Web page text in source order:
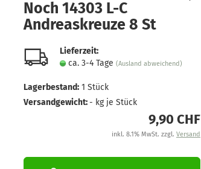
vergessen?
Noch 14303 L-C
Andreaskreuze 8 St
Lieferzeit:
ca. 3-4 Tage (Ausland abweichend)
Lagerbestand: 1 Stück
Versandgewicht:- kg je Stück
9,90 CHF
inkl. 8.1% MwSt. zzgl. Versand